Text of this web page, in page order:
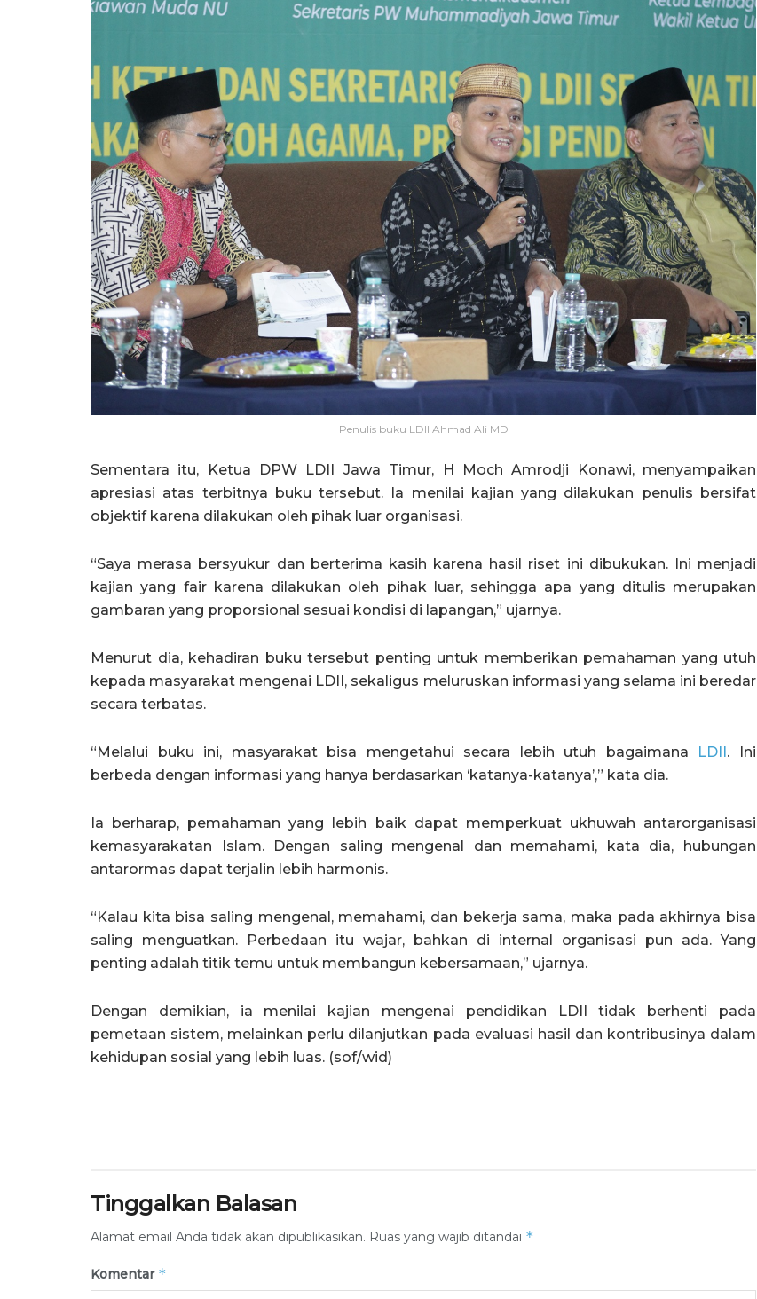
Penulis buku LDII Ahmad Ali MD
Sementara itu, Ketua DPW LDII Jawa Timur, H Moch Amrodji Konawi, menyampaikan
apresiasi atas terbitnya buku tersebut. Ia menilai kajian yang dilakukan penulis bersifat
objektif karena dilakukan oleh pihak luar organisasi.
“Saya merasa bersyukur dan berterima kasih karena hasil riset ini dibukukan. Ini menjadi
kajian yang fair karena dilakukan oleh pihak luar, sehingga apa yang ditulis merupakan
gambaran yang proporsional sesuai kondisi di lapangan,” ujarnya.
Menurut dia, kehadiran buku tersebut penting untuk memberikan pemahaman yang utuh
kepada masyarakat mengenai LDII, sekaligus meluruskan informasi yang selama ini beredar
secara terbatas.
“Melalui buku ini, masyarakat bisa mengetahui secara lebih utuh bagaimana LDII. Ini
berbeda dengan informasi yang hanya berdasarkan ‘katanya-katanya’,” kata dia.
Ia berharap, pemahaman yang lebih baik dapat memperkuat ukhuwah antarorganisasi
kemasyarakatan Islam. Dengan saling mengenal dan memahami, kata dia, hubungan
antarormas dapat terjalin lebih harmonis.
“Kalau kita bisa saling mengenal, memahami, dan bekerja sama, maka pada akhirnya bisa
saling menguatkan. Perbedaan itu wajar, bahkan di internal organisasi pun ada. Yang
penting adalah titik temu untuk membangun kebersamaan,” ujarnya.
Dengan demikian, ia menilai kajian mengenai pendidikan LDII tidak berhenti pada
pemetaan sistem, melainkan perlu dilanjutkan pada evaluasi hasil dan kontribusinya dalam
kehidupan sosial yang lebih luas. (sof/wid)
Tinggalkan Balasan
Alamat email Anda tidak akan dipublikasikan. Ruas yang wajib ditandai *
Komentar *